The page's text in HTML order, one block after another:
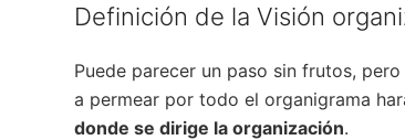
Definición de la Visión
Puede parecer un paso sin frutos,
a permear por todo el organigrama
donde se dirige la organización.